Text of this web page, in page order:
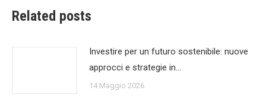
Related posts
Investire per un futuro sostenibile: nuove
approcci e strategie in…
14 Maggio 2026